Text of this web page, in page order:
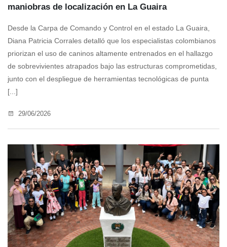
maniobras de localización en La Guaira
Desde la Carpa de Comando y Control en el estado La Guaira,
Diana Patricia Corrales detalló que los especialistas colombianos
priorizan el uso de caninos altamente entrenados en el hallazgo
de sobrevivientes atrapados bajo las estructuras comprometidas,
junto con el despliegue de herramientas tecnológicas de punta
[...]
29/06/2026